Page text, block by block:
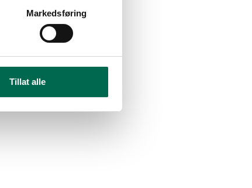
Markedsføring
Tillat alle